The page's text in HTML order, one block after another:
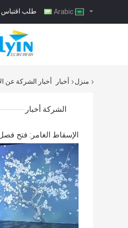
طلب اقتباس
منزل أخبار أخبار الشركة عن
الشركة أخبار
الإسقاط الغامر: فتح